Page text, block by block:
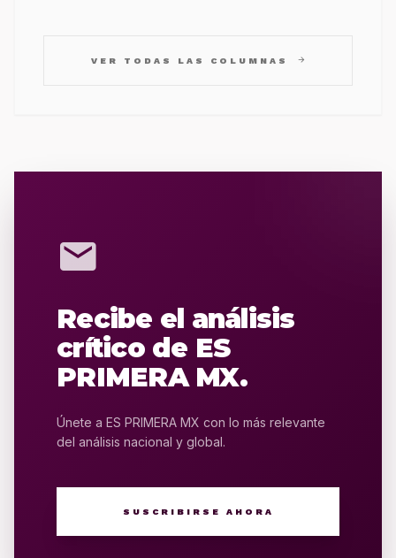
VER TODAS LAS COLUMNAS arrow_forward
mail
Recibe el análisis
crítico de ES
PRIMERA MX.
Únete a ES PRIMERA MX con lo más relevante
del análisis nacional y global.
SUSCRIBIRSE AHORA